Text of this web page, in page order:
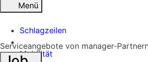
Menü
Schlagzeilen
Mobilität
Serviceangebote von manager-